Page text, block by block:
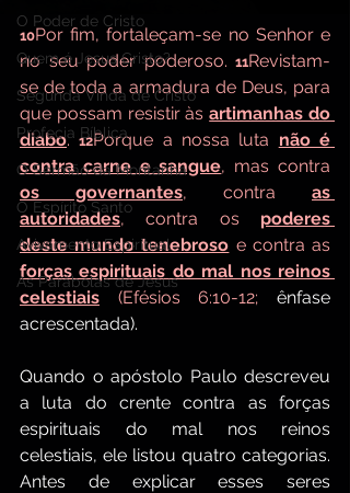
O Poder de Cristo
Quem é Jesus Cristo?
Segunda Vinda de Cristo
Profecia Bíblica
O Sermão da Montanha
O Espírito Santo
Avivamento Espiritual
As Parábolas de Jesus
10Por fim, fortaleçam-se no Senhor e
no seu poder poderoso. 11Revistam-
se de toda a armadura de Deus, para
que possam resistir às artimanhas do
diabo. 12Porque a nossa luta não é
contra carne e sangue
os governantes, contra as
autoridades, contra os poderes
deste mundo tenebroso
forças espirituais do mal nos reinos
celestiais (Efésios 6:10-12; ênfase
acrescentada).
Quando o apóstolo Paulo descreveu
a luta do crente contra as forças
espirituais do mal nos reinos
celestiais, ele listou quatro categorias.
Antes de explicar esses seres